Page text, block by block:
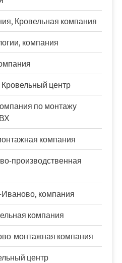
Кровельная компания
компания
центр
по монтажу
компания
производственная
компания
компания
монтажная компания
центр